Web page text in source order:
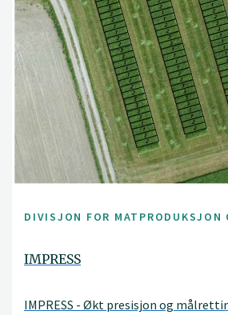
DIVISJON FOR MATPRODUKSJON
IMPRESS
IMPRESS - Økt presisjon og